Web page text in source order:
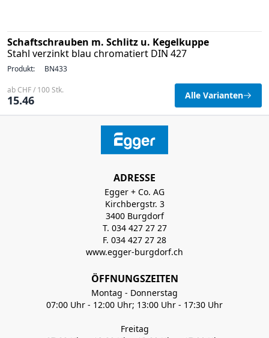
Schaftschrauben m. Schlitz u. Kegelkuppe
Stahl verzinkt blau chromatiert DIN 427
Produkt: BN433
ab CHF / 100 Stk.
15.46 Alle Varianten
ADRESSE
Egger + Co. AG
Kirchbergstr. 3
3400 Burgdorf
T. 034 427 27 27
F. 034 427 27 28
www.egger-burgdorf.ch
ÖFFNUNGSZEITEN
Montag - Donnerstag
07:00 Uhr - 12:00 Uhr; 13:00 Uhr - 17:30 Uhr
Freitag